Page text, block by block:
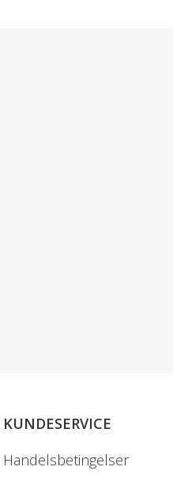
KUNDESERVICE
Handelsbetingelser